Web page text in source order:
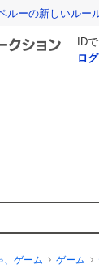
ーの新しいルー
ID
ロ
、ゲーム ゲーム